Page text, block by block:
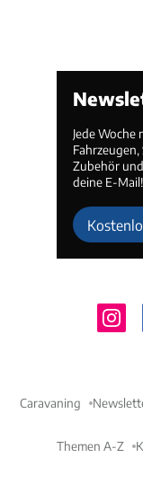
Jede Woche
Zubehör
deine E-Mail!
Caravaning
Themen A-Z